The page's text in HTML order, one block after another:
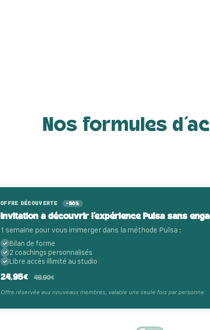
Nos formules
OFFRE DÉCOUVERTE -50%
Invitation à découvrir l’expérience Pulsa sans
1 semaine pour vous immerger dans la méthode Pulsa :
Bilan de forme
2 coachings personnalisés
Libre accès illimité au studio
24,95€
49,90€
Offre réservée aux nouveaux membres, valable une seule fois par personne.